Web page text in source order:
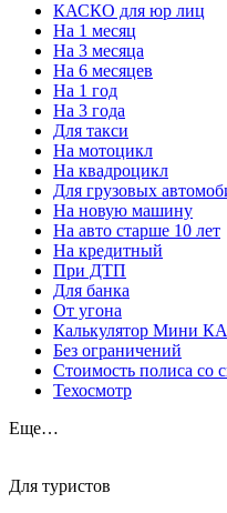
КАСКО для юр лиц
На 1 месяц
На 3 месяца
На 6 месяцев
На 1 год
На 3 года
Для такси
На мотоцикл
На квадроцикл
Для грузовых
На новую машину
На авто старше 10 лет
На кредитный
При ДТП
Для банка
От угона
Калькулятор Мини
Без ограничений
Стоимость полиса со
Техосмотр
Еще…
Для туристов